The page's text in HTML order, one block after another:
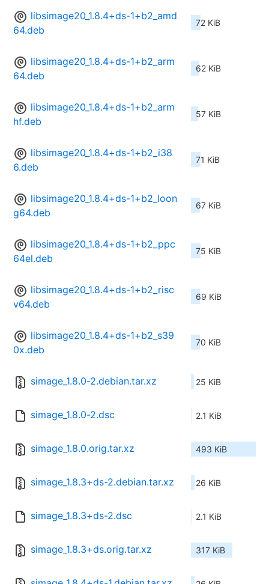
libsimage20_1.8.4+ds-1+b2_amd
64.deb
72 KiB
libsimage20_1.8.4+ds-1+b2_arm
64.deb
62 KiB
libsimage20_1.8.4+ds-1+b2_arm
hf.deb
57 KiB
libsimage20_1.8.4+ds-1+b2_i38
6.deb
71 KiB
libsimage20_1.8.4+ds-1+b2_loon
g64.deb
67 KiB
libsimage20_1.8.4+ds-1+b2_ppc
64el.deb
75 KiB
libsimage20_1.8.4+ds-1+b2_risc
v64.deb
69 KiB
libsimage20_1.8.4+ds-1+b2_s39
0x.deb
70 KiB
simage_1.8.0-2.debian.tar.xz 25 KiB
simage_1.8.0-2.dsc 2.1 KiB
simage_1.8.0.orig.tar.xz 493 KiB
simage_1.8.3+ds-2.debian.tar.xz 26 KiB
simage_1.8.3+ds-2.dsc 2.1 KiB
simage_1.8.3+ds.orig.tar.xz 317 KiB